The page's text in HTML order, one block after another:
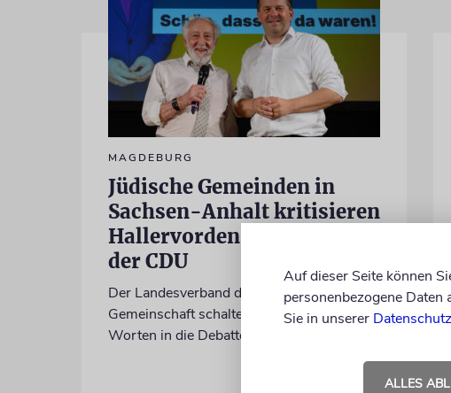
MAGDEBURG
Jüdische Gemeinden in
Sachsen-Anhalt kritisieren
Hallervorden-Wahlkampf
der CDU
Der Landesverband der jüdischen
Gemeinschaft schaltet sich mit deutlichen
Worten in die Debatte ein
Auf dieser Seite können
personenbezogene
Sie in unserer
ALLES